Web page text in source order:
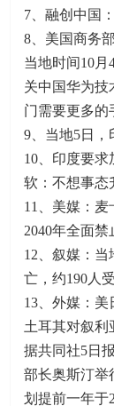
7、融创中国
8、美国商务
当地时间10
关中国华为技
门需要更多的
9、当地5日，
10、印度要
软：不想事态
11、美媒：
2040年全面禁
12、叙媒：
亡，约190人
13、外媒：美
土耳其对叙利
据共同社5日
部长奥斯汀举
划提前一年于